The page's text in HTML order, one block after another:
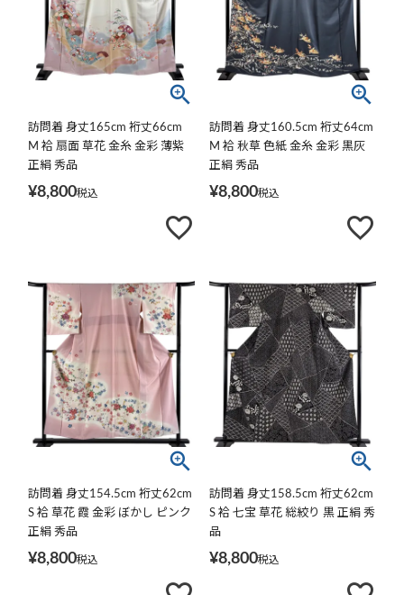
訪問着 身丈165cm 裄丈66cm
M 袷 扇面 草花 金糸 金彩 薄紫
正絹 秀品
¥8,800税込
訪問着 身丈160.5cm 裄丈64cm
M 袷 秋草 色紙 金糸 金彩 黒灰
正絹 秀品
¥8,800税込
訪問着 身丈154.5cm 裄丈62cm
S 袷 草花 霞 金彩 ぼかし ピンク
正絹 秀品
¥8,800税込
訪問着 身丈158.5cm 裄丈62cm
S 袷 七宝 草花 総絞り 黒 正絹 秀
品
¥8,800税込